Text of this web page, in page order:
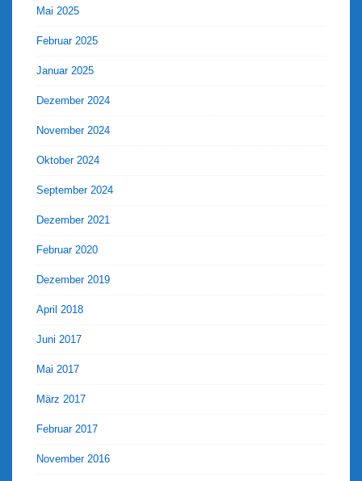
Mai 2025
Februar 2025
Januar 2025
Dezember 2024
November 2024
Oktober 2024
September 2024
Dezember 2021
Februar 2020
Dezember 2019
April 2018
Juni 2017
Mai 2017
März 2017
Februar 2017
November 2016